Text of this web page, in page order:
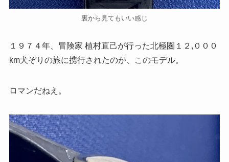
裏から見てもいい感じ
１９７４年、冒険家 植村直己が行った北極圏１２,０００
km犬ぞりの旅に携行されたのが、このモデル。
ロマンだねえ。